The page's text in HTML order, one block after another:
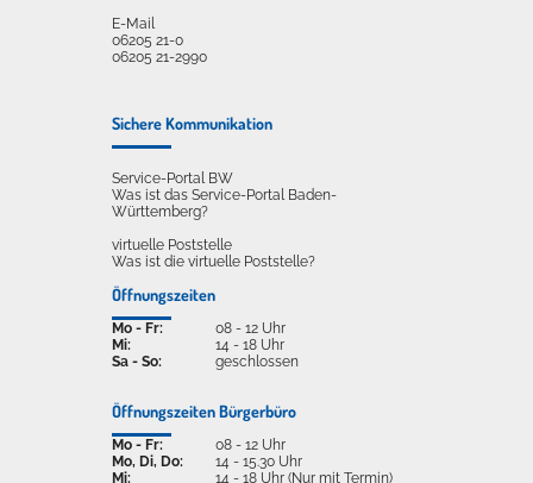
E-Mail
06205 21-0
06205 21-2990
Sichere Kommunikation
Service-Portal BW
Was ist das Service-Portal Baden-
Württemberg?
virtuelle Poststelle
Was ist die virtuelle Poststelle?
Öffnungszeiten
Mo - Fr:
Mi:
Sa - So:
08 - 12 Uhr
14 - 18 Uhr
geschlossen
Öffnungszeiten Bürgerbüro
Mo - Fr:
Mo, Di, Do:
Mi:
08 - 12 Uhr
14 - 15.30 Uhr
14 - 18 Uhr (Nur mit Termin)